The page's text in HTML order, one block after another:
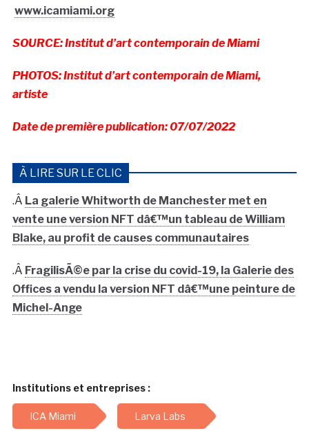
www.icamiami.org
SOURCE: Institut d’art contemporain de Miami
PHOTOS: Institut d’art contemporain de Miami,
artiste
Date de première publication: 07/07/2022
À LIRE SUR LE CLIC
.Â La galerie Whitworth de Manchester met en
vente une version NFT dâ€™un tableau de William
Blake, au profit de causes communautaires
.Â FragilisÃ©e par la crise du covid-19, la Galerie des
Offices a vendu la version NFT dâ€™une peinture de
Michel-Ange
Institutions et entreprises :
ICA Miami Larva Labs